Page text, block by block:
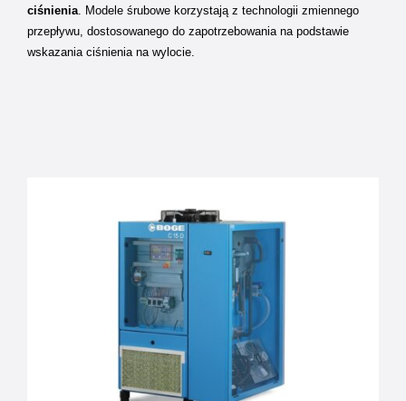
ciśnienia. Modele śrubowe korzystają z technologii zmiennego
przepływu, dostosowanego do zapotrzebowania na podstawie
wskazania ciśnienia na wylocie.